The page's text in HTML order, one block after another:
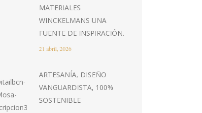
MATERIALES
WINCKELMANS UNA
FUENTE DE INSPIRACIÓN.
21 abril, 2026
ARTESANÍA, DISEÑO
VANGUARDISTA, 100%
SOSTENIBLE